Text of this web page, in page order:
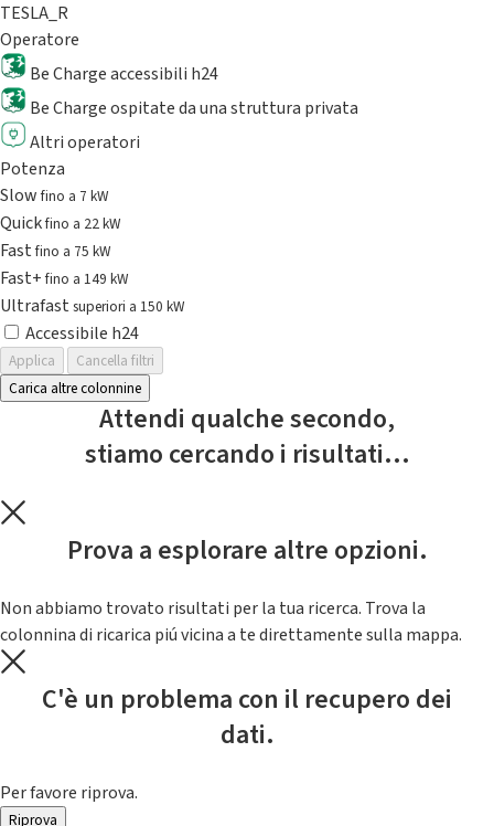
TESLA_R
Operatore
Be Charge accessibili h24
Be Charge ospitate da una struttura privata
Altri operatori
Potenza
Slowfino a 7 kW
Quickfino a 22 kW
Fastfino a 75 kW
Fast+fino a 149 kW
Ultrafast superiori a 150 kW
Accessibile h24
Applica
Cancella filtri
Carica altre colonnine
Attendi qualche secondo,
stiamo cercando i risultati...
Prova a esplorare altre opzioni.
Non abbiamo trovato risultati per la tua ricerca. Trova la
colonnina di ricarica piú vicina a te direttamente sulla mappa.
C'è un problema con il recupero dei
dati.
Per favore riprova.
Riprova